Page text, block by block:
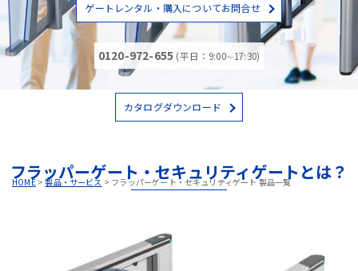
HOME>製品・サービス > フラッパーゲート・セキュリティゲート 製品一覧
ゲートレンタル・購入についてお問合せ
0120-972-655 (平日：9:00∼17:30)
カタログダウンロード
フラッパーゲート・セキュリティゲートとは？